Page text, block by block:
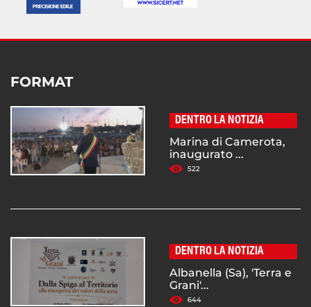
FORMAT
DENTRO LA NOTIZIA
Marina di Camerota,
inaugurato ...
522
DENTRO LA NOTIZIA
Albanella (Sa), 'Terra e
Grani'...
644